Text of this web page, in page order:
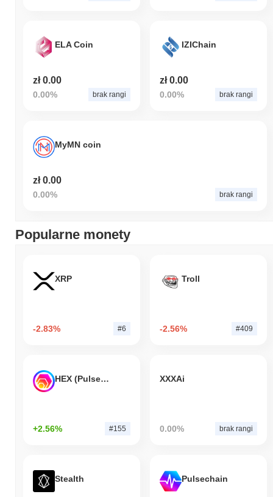
ELA Coin
zł 0.00
0.00% brak rangi
IZIChain
zł 0.00
0.00% brak rangi
MyMN coin
zł 0.00
0.00% brak rangi
Popularne monety
XRP
-2.83% #6
Troll
-2.56% #409
HEX (Pulsechain)
+2.56% #155
XXXAi
0.00% brak rangi
Stealth Pulsechain